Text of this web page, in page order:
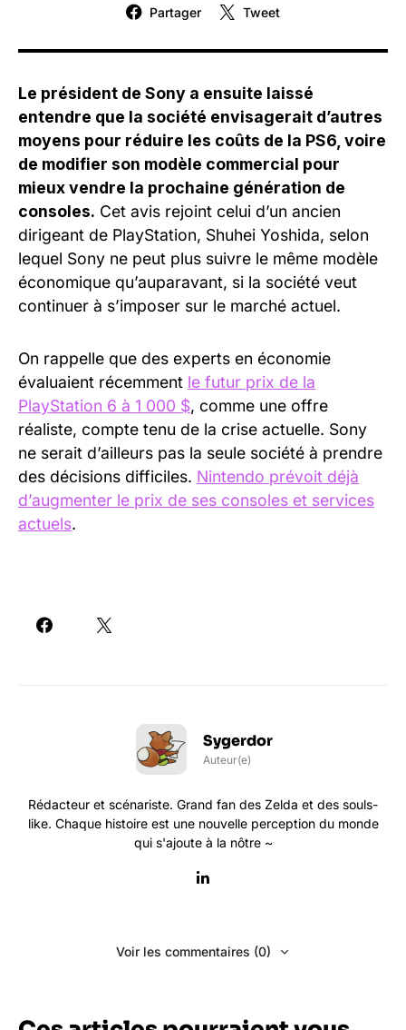
Partager Tweet
Le président de Sony a ensuite laissé
entendre que la société envisagerait d’autres
moyens pour réduire les coûts de la PS6, voire
de modifier son modèle commercial pour
mieux vendre la prochaine génération de
consoles. Cet avis rejoint celui d’un ancien
dirigeant de PlayStation, Shuhei Yoshida, selon
lequel Sony ne peut plus suivre le même modèle
économique qu’auparavant, si la société veut
continuer à s’imposer sur le marché actuel.
On rappelle que des experts en économie
évaluaient récemment le futur prix de la
PlayStation 6 à 1 000 $, comme une offre
réaliste, compte tenu de la crise actuelle. Sony
ne serait d’ailleurs pas la seule société à prendre
des décisions difficiles. Nintendo prévoit déjà
d’augmenter le prix de ses consoles et services
actuels.
Sygerdor
Auteur(e)
Rédacteur et scénariste. Grand fan des Zelda et des souls-
like. Chaque histoire est une nouvelle perception du monde
qui s'ajoute à la nôtre ~
Voir les commentaires (0)